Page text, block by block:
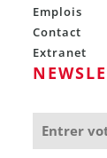
Emplois
Contact
Extranet